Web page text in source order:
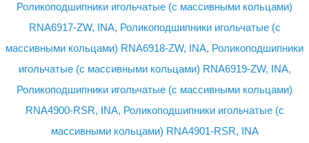
Роликоподшипники игольчатые (с массивными кольцами)
RNA6917-ZW, INA, Роликоподшипники игольчатые (с
массивными кольцами) RNA6918-ZW, INA, Роликоподшипники
игольчатые (с массивными кольцами) RNA6919-ZW, INA,
Роликоподшипники игольчатые (с массивными кольцами)
RNA4900-RSR, INA, Роликоподшипники игольчатые (с
массивными кольцами) RNA4901-RSR, INA